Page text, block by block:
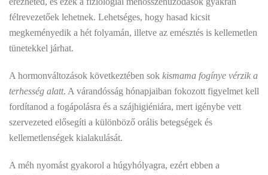
félrevezetőek lehetnek. Lehetséges, hogy hasad kicsit
megkeményedik a hét folyamán, illetve az emésztés is kellemetlen
tünetekkel járhat.
A hormonváltozások következtében sok kismama fogínye vérzik a
terhesség alatt. A várandósság hónapjaiban fokozott figyelmet kell
fordítanod a fogápolásra és a szájhigiéniára, mert igénybe vett
szervezeted elősegíti a különböző orális betegségek és
kellemetlenségek kialakulását.
A méh nyomást gyakorol a húgyhólyagra, ezért ebben a